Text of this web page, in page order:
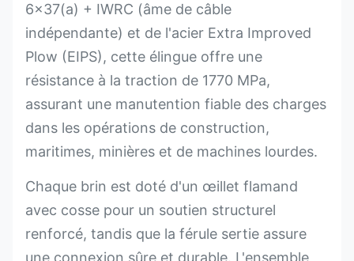
6x37(a) + IWRC (âme de câble
indépendante) et de l'acier Extra Improved
Plow (EIPS), cette élingue offre une
résistance à la traction de 1770 MPa,
assurant une manutention fiable des charges
dans les opérations de construction,
maritimes, minières et de machines lourdes.
Chaque brin est doté d'un œillet flamand
avec cosse pour un soutien structurel
renforcé, tandis que la férule sertie assure
une connexion sûre et durable. L'ensemble